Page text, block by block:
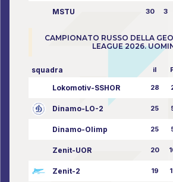
MSTU 30 3
CAMPIONATO RUSSO DELLA
LEAGUE 2026.
squadra il
Lokomotiv-SSHOR 28
Dinamo-LO-2 25
Dinamo-Olimp 25
Zenit-UOR 20
Zenit-2 19